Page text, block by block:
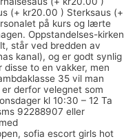
(+ kr20.00 ) Sterksaus (+
på kurs og lærte
Oppstandelses-kirken
står ved bredden av
kanal), og er godt synlig
to en vakker, men
35 vil man
derfor velegnet som
kl 10:30 – 12 Ta
92288907 eller
sofia escort girls hot